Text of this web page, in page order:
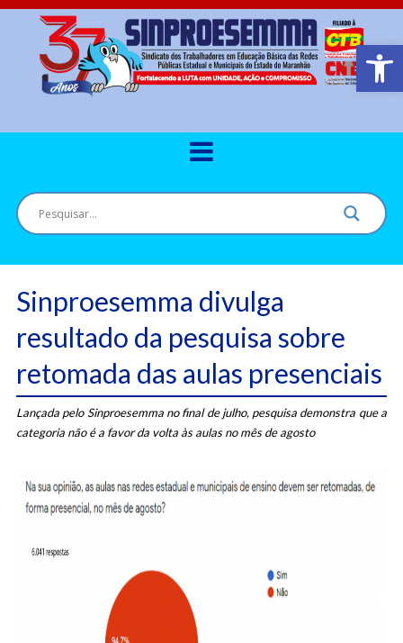
Barra de
Sinproesemma divulga
resultado da pesquisa sobre
retomada das aulas presenciais
Lançada pelo Sinproesemma no final de julho, pesquisa demonstra que a
categoria não é a favor da volta às aulas no mês de agosto